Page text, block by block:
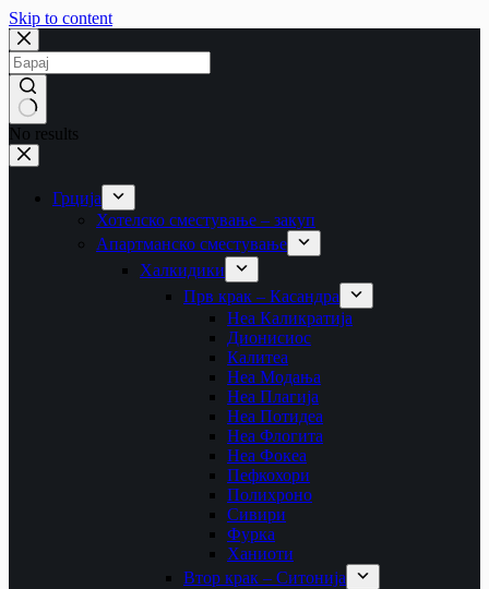
Skip to content
No results
Грција
Хотелско сместување – закуп
Апартманско сместување
Халкидики
Прв крак – Касандра
Неа Каликратија
Дионисиос
Калитеа
Неа Модања
Неа Плагија
Неа Потидеа
Неа Флогита
Неа Фокеа
Пефкохори
Полихроно
Сивири
Фурка
Ханиоти
Втор крак – Ситонија